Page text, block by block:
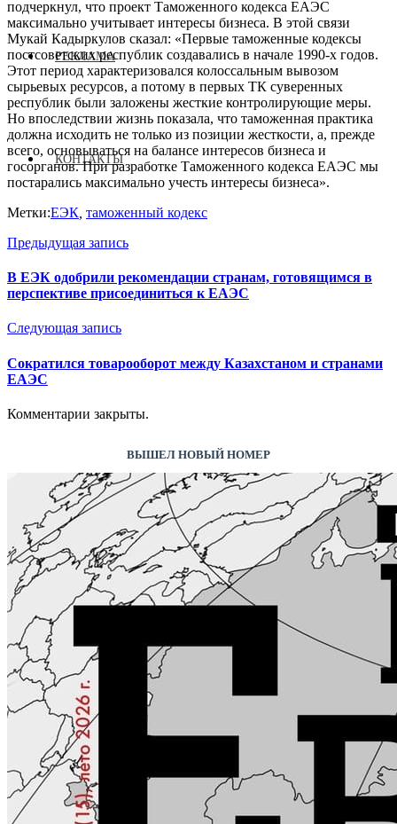
РЕКЛАМА
КОНТАКТЫ
подчеркнул, что проект Таможенного кодекса ЕАЭС
максимально учитывает интересы бизнеса. В этой связи
Мукай Кадыркулов сказал: «Первые таможенные кодексы
постсоветских республик создавались в начале 1990-х годов.
Этот период характеризовался колоссальным вывозом
сырьевых ресурсов, а потому в первых ТК суверенных
республик были заложены жесткие контролирующие меры.
Но впоследствии жизнь показала, что таможенная практика
должна исходить не только из позиции жесткости, а, прежде
всего, основываться на балансе интересов бизнеса и
госорганов. При разработке Таможенного кодекса ЕАЭС мы
постарались максимально учесть интересы бизнеса».
Метки:ЕЭК таможенный кодекс
Предыдущая запись
В ЕЭК одобрили рекомендации странам, готовящимся в
перспективе присоединиться к ЕАЭС
Следующая запись
Сократился товарооборот между Казахстаном и странами
ЕАЭС
Комментарии закрыты.
ВЫШЕЛ НОВЫЙ НОМЕР